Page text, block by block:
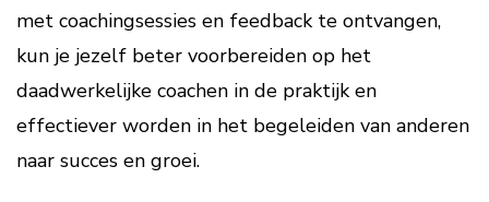
met coachingsessies en feedback te ontvangen,
kun je jezelf beter voorbereiden op het
daadwerkelijke coachen in de praktijk en
effectiever worden in het begeleiden van anderen
naar succes en groei.